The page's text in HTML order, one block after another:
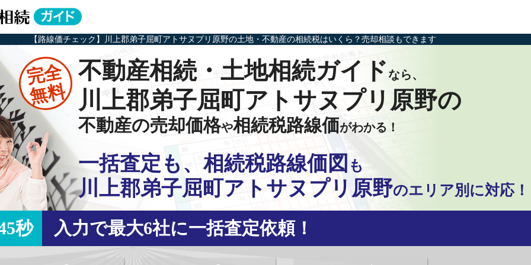
【路線価チェック】川上郡弟子屈町アトサヌプリ原野の土地・不動産の相続税はいくら？売却相談もできます
完全
無料
不動産相続・土地相続ガイドなら、
川上郡弟子屈町アトサヌプリ原野の
不動産の売却価格や相続税路線価がわかる！
一括査定も、相続税路線価図 も
川上郡弟子屈町アトサヌプリ原野のエリア別に対応！
秒 入力で最大6社に一括査定依頼！